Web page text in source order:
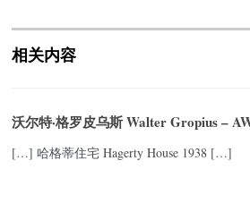
相关内容
沃尔特·格罗皮乌斯 Walter Gropius –
[…] 哈格蒂住宅 Hagerty House 1938 […]